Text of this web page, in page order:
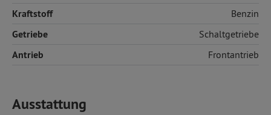
Kraftstoff Benzin
Getriebe Schaltgetriebe
Antrieb Frontantrieb
Ausstattung